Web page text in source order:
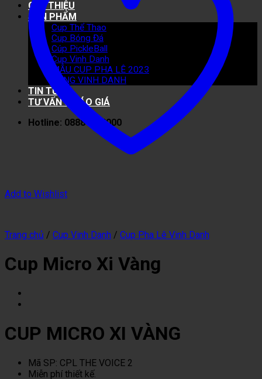
GIỚI THIỆU
SẢN PHẨM
Cup Thể Thao
Cup Bóng Đá
Cúp PickleBall
Cup Vinh Danh
MẪU CUP PHA LÊ 2023
BẢNG VINH DANH
TIN TỨC
TƯ VẤN & BÁO GIÁ
Hotline: 0888 40 8000
Add to Wishlist
Trang chủ / Cup Vinh Danh / Cup Pha Lê Vinh Danh
Cup Micro Xi Vàng
CUP MICRO XI VÀNG
Mã SP: CPL THE VOICE 2
Miễn phí thiết kế.